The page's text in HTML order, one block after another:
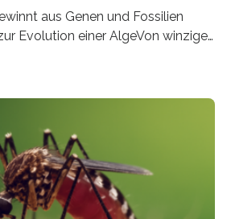
aus Genen und Fossilien
Evolution einer AlgeVon winzigen
zu den komplexesten
von Millionen Jahren
sticht eine Gruppe heraus,
Natur vorkommt: die
Einige Arten
aus Zellfäden dichte Geflechte